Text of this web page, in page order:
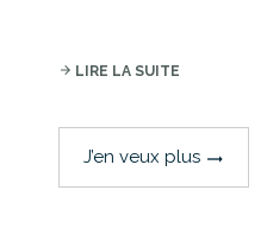
arrow_forward LIRE LA SUITE
J’en veux plus trending_flat